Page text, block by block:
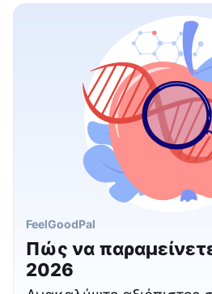
FeelGoodPal
Πώς να παραμείνετε
2026